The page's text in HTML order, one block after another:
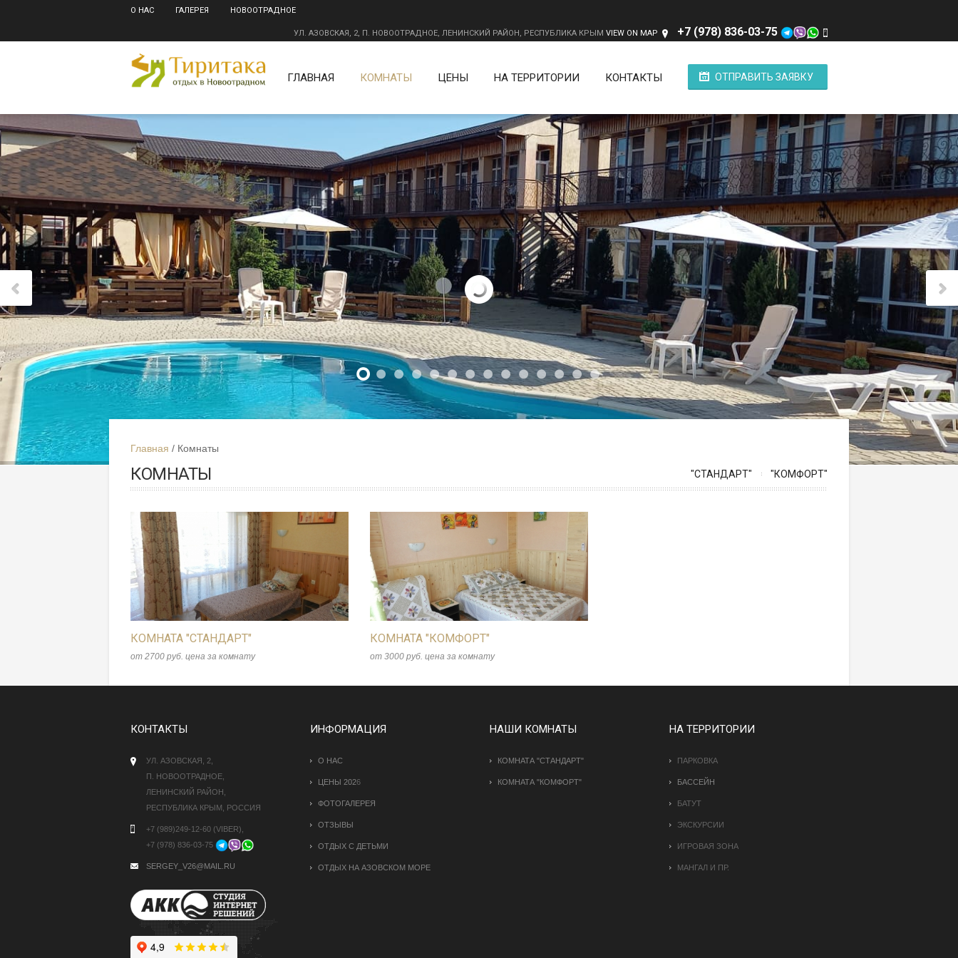
О НАС ГАЛЕРЕЯ НОВООТРАДНОЕ
УЛ. АЗОВСКАЯ, 2, П. НОВООТРАДНОЕ, ЛЕНИНСКИЙ РАЙОН, РЕСПУБЛИКА КРЫМ VIEW ON MAP +7 (978) 836-03-75
ОТПРАВИТЬ ЗАЯВКУ
ГЛАВНАЯ КОМНАТЫ ЦЕНЫ НА ТЕРРИТОРИИ КОНТАКТЫ
Главная Комнаты
КОМНАТЫ "СТАНДАРТ" "КОМФОРТ"
КОМНАТА "СТАНДАРТ"
от 2700 руб. цена за комнату
КОМНАТА "КОМФОРТ"
от 3000 руб. цена за комнату
КОНТАКТЫ
УЛ. АЗОВСКАЯ, 2,
П. НОВООТРАДНОЕ,
ЛЕНИНСКИЙ РАЙОН,
РЕСПУБЛИКА КРЫМ, РОССИЯ
+7 (989)249-12-60 (VIBER),
+7 (978) 836-03-75
SERGEY_V26@MAIL.RU
ИНФОРМАЦИЯ
О НАС
ЦЕНЫ 2026
ФОТОГАЛЕРЕЯ
ОТЗЫВЫ
ОТДЫХ С ДЕТЬМИ
ОТДЫХ НА АЗОВСКОМ МОРЕ
НАШИ КОМНАТЫ
КОМНАТА "СТАНДАРТ"
КОМНАТА "КОМФОРТ"
НА ТЕРРИТОРИИ
ПАРКОВКА
БАССЕЙН
БАТУТ
ЭКСКУРСИИ
ИГРОВАЯ ЗОНА
МАНГАЛ И ПР.